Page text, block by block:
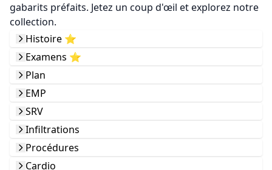
gabarits préfaits. Jetez un coup d'œil et explorez notre
collection.
Histoire ⭐️
Examens ⭐️
Plan
EMP
SRV
Infiltrations
Procédures
Cardio